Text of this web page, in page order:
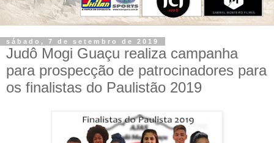
sábado, 7 de setembro de 2019
Judô Mogi Guaçu realiza campanha
para prospecção de patrocinadores para
os finalistas do Paulistão 2019